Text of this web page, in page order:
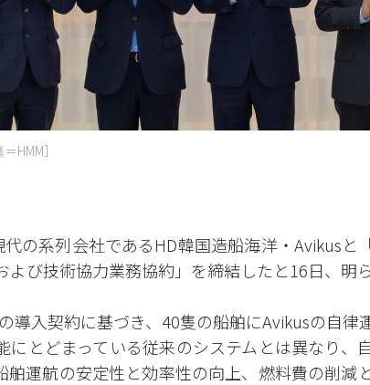
＝HMM］
代の系列会社であるHD韓国造船海洋・Avikusと
よび技術協力業務協約」を締結したと16日、明
導入契約に基づき、40隻の船舶にAvikusの自律
にとどまっている従来のシステムとは異なり、
舶運航の安定性と効率性の向上、燃料費の削減